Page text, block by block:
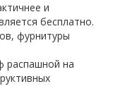
и
бесплатно.
фурнитуры
распашной на